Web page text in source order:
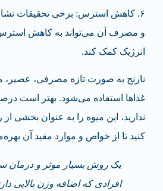
۶. کاهش استرس: برخی تحقیقات نشان
و مصرف آن می‌تواند به کاهش
انرژیک کمک کند.
نارنج به صورت تازه مصرفی، عصیر،
غذاها استفاده می‌شود. بهتر است
ندارید، این میوه را به عنوان بخشی
کنید تا از خواص و موارد مفید آن
یک روش بسیار موثر و درمان
افرادی که اضافه وزن بالایی